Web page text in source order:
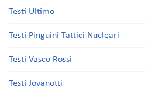
Testi Ultimo
Testi Pinguini Tattici Nucleari
Testi Vasco Rossi
Testi Jovanotti